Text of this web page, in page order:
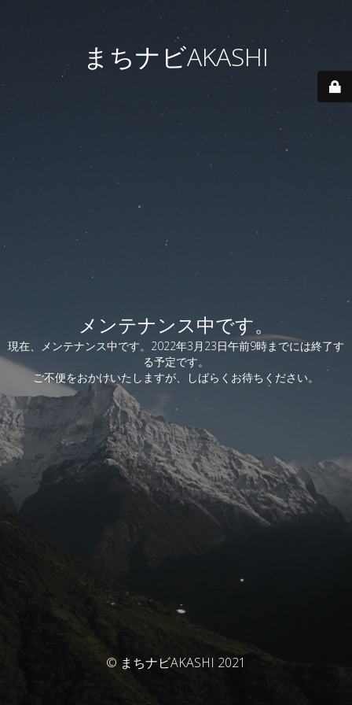
まちナビAKASHI
メンテナンス中です。
現在、メンテナンス中です。2022年3月23日午前9時までには終了す
る予定です。
ご不便をおかけいたしますが、しばらくお待ちください。
© まちナビAKASHI 2021